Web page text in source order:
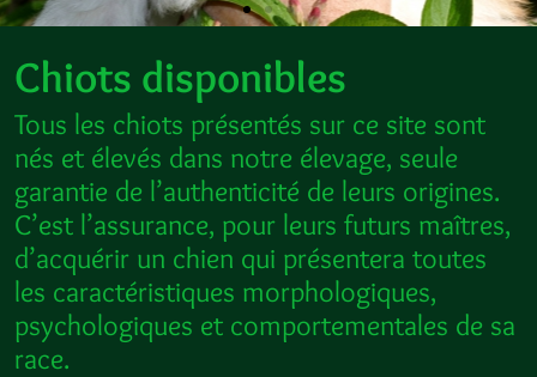
Chiots disponibles
Tous les chiots présentés sur ce site sont
nés et élevés dans notre élevage, seule
garantie de l’authenticité de leurs origines.
C’est l’assurance, pour leurs futurs maîtres,
d’acquérir un chien qui présentera toutes
les caractéristiques morphologiques,
psychologiques et comportementales de sa
race.